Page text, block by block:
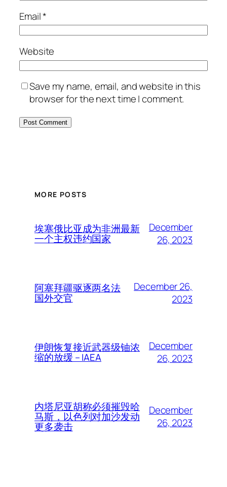
Email*
Website
Save my name, email, and website in this
browser for the next time I comment.
MORE POSTS
埃塞俄比亚成为非洲最新
一个主权违约国家
December
26, 2023
阿塞拜疆驱逐两名法
国外交官
December 26,
2023
伊朗恢复接近武器级铀浓
缩的放缓 – IAEA
December
26, 2023
内塔尼亚胡称必须摧毁哈
马斯，以色列对加沙发动
更多袭击
December
26, 2023